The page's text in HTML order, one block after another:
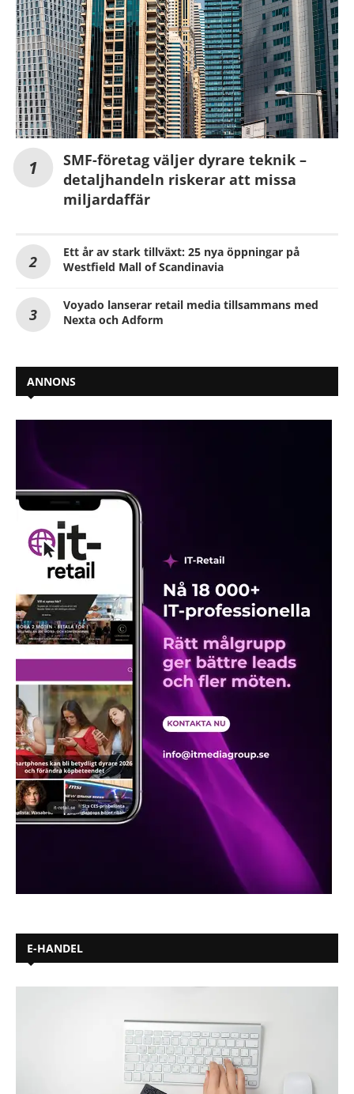
SMF-företag väljer dyrare teknik –
detaljhandeln riskerar att missa
miljardaffär
Ett år av stark tillväxt: 25 nya öppningar på
Westfield Mall of Scandinavia
Voyado lanserar retail media tillsammans med
Nexta och Adform
ANNONS
E-HANDEL